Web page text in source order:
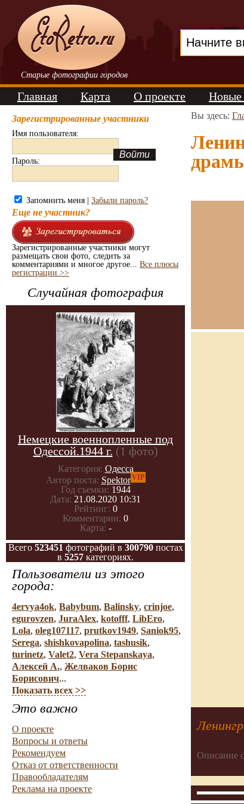
Старые фотографии городов
Главная Карта О проекте Новые
Зарегистрированные участники
Имя пользователя:
Пароль:
Запомнить меня | Забыли пароль?
Еще не участник?
Зарегистрированные участники могут
размещать свои фото, следить за
комментариями и многое другое... Все плюсы
регистрации >>
Случайная фотография
Немецкие военнопленные под
Одессой.1944 г. (1 фото)
Категория: Одесса
Автор поста: SpektorVIP
Год съемки: 1944
Дата: 21.08.2020 10:31
Рейтинг: 0
Комментарии: 0
Карта: -
Всего 523451 фотографий в 300790постах
в 5257 категориях.
Пользователи из этого
города:
4ervya4ok, Babybum, Balinsky, crinjoe,
egurovzen, JuraAlex, kotofff, LibEro,
Lola, oleg107117, prutkov1949, Saniok95,
Serega, shishkovapolina, tashusik,
turinetz, Valet2, Vera Stepanskaya,
Алексей А., Желваков Борис
Борисович...
Показать всех >>
Это важно
О проекте
Вопросы и ответы
Рекомендуем
Отказ от ответственности
Правообладателям
Реклама на проекте
Вы здесь:
Описание